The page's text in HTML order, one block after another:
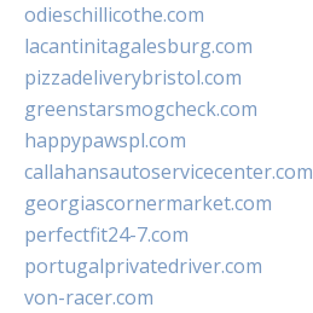
odieschillicothe.com
lacantinitagalesburg.com
pizzadeliverybristol.com
greenstarsmogcheck.com
happypawspl.com
callahansautoservicecenter.com
georgiascornermarket.com
perfectfit24-7.com
portugalprivatedriver.com
von-racer.com